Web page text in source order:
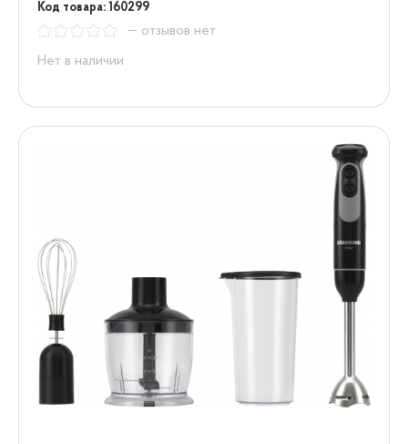
Код товара: 160299
— отзывов нет
Нет в наличии